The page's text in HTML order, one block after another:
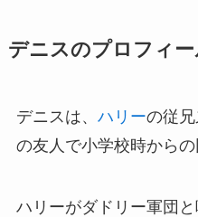
デニスのプロフィ
デニスは、 ハリーの従兄
の友人で小学校時からの
ハリーがダドリー軍団